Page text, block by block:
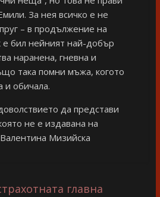
За нея всичко е не
– в продължение на
е бил нейният най-добър
наранена, гневна и
така помни мъжа, когото
и обичала.
да представи
не е издавана на
Мизийска
главна